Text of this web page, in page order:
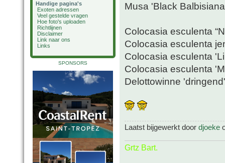
Handige pagina's
Exoten adressen
Veel gestelde vragen
Hoe foto's uploaden
Richtlijnen
Disclaimer
Link naar ons
Links
SPONSORS
Musa 'Black
Colocasia esculenta
Colocasia esculenta
Colocasia esculenta
Colocasia esculenta
Delottowinne
Laatst bijgewerkt door djoeke
Grtz Bart.